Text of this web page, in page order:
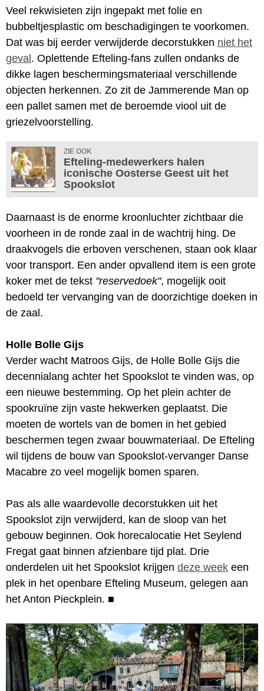
Veel rekwisieten zijn ingepakt met folie en
bubbeltjesplastic om beschadigingen te voorkomen.
Dat was bij eerder verwijderde decorstukken niet het
geval. Oplettende Efteling-fans zullen ondanks de
dikke lagen beschermingsmateriaal verschillende
objecten herkennen. Zo zit de Jammerende Man op
een pallet samen met de beroemde viool uit de
griezelvoorstelling.
ZIE OOK
Efteling-medewerkers halen
iconische Oosterse Geest uit het
Spookslot
Daarnaast is de enorme kroonluchter zichtbaar die
voorheen in de ronde zaal in de wachtrij hing. De
draakvogels die erboven verschenen, staan ook klaar
voor transport. Een ander opvallend item is een grote
koker met de tekst "reservedoek", mogelijk ooit
bedoeld ter vervanging van de doorzichtige doeken in
de zaal.
Holle Bolle Gijs
Verder wacht Matroos Gijs, de Holle Bolle Gijs die
decennialang achter het Spookslot te vinden was, op
een nieuwe bestemming. Op het plein achter de
spookruïne zijn vaste hekwerken geplaatst. Die
moeten de wortels van de bomen in het gebied
beschermen tegen zwaar bouwmateriaal. De Efteling
wil tijdens de bouw van Spookslot-vervanger Danse
Macabre zo veel mogelijk bomen sparen.
Pas als alle waardevolle decorstukken uit het
Spookslot zijn verwijderd, kan de sloop van het
gebouw beginnen. Ook horecalocatie Het Seylend
Fregat gaat binnen afzienbare tijd plat. Drie
onderdelen uit het Spookslot krijgen deze week een
plek in het openbare Efteling Museum, gelegen aan
het Anton Pieckplein. ■